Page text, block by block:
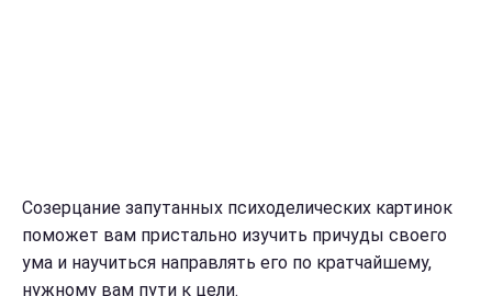
Созерцание запутанных психоделических картинок
поможет вам пристально изучить причуды своего
ума и научиться направлять его по кратчайшему,
нужному вам пути к цели.